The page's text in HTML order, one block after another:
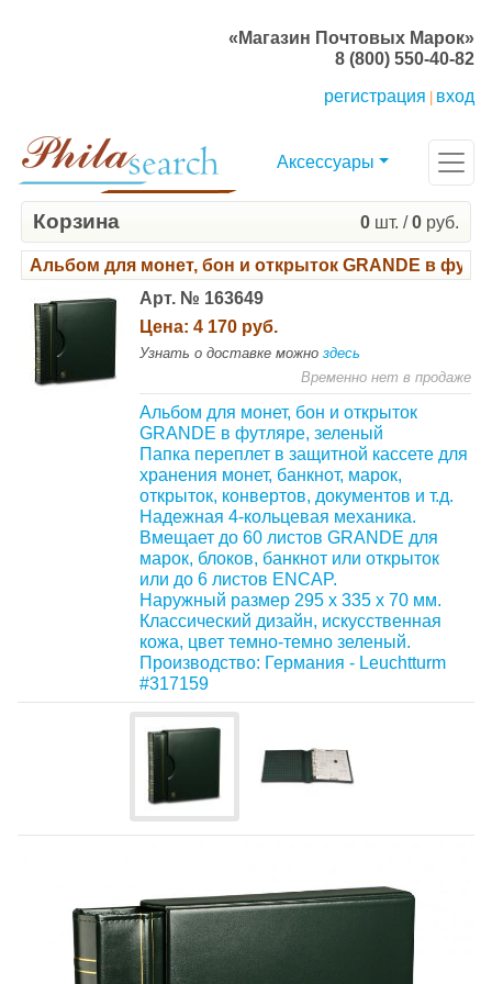
«Магазин Почтовых Марок»
8 (800) 550-40-82
регистрация
вход
Аксессуары
Корзина 0 шт. /0 руб.
Альбом для монет, бон и открыток GRANDE в
Арт. № 163649
Цена: 4 170 руб.
Узнать о доставке можно здесь
Временно нет в продаже
Альбом для монет, бон и открыток
GRANDE в футляре, зеленый
Папка переплет в защитной кассете для
хранения монет, банкнот, марок,
открыток, конвертов, документов и т.д.
Надежная 4-кольцевая механика.
Вмещает до 60 листов GRANDE для
марок, блоков, банкнот или открыток
или до 6 листов ENCAP.
Наружный размер 295 x 335 x 70 мм.
Классический дизайн, искусственная
кожа, цвет темно-темно зеленый.
Производство: Германия - Leuchtturm
#317159